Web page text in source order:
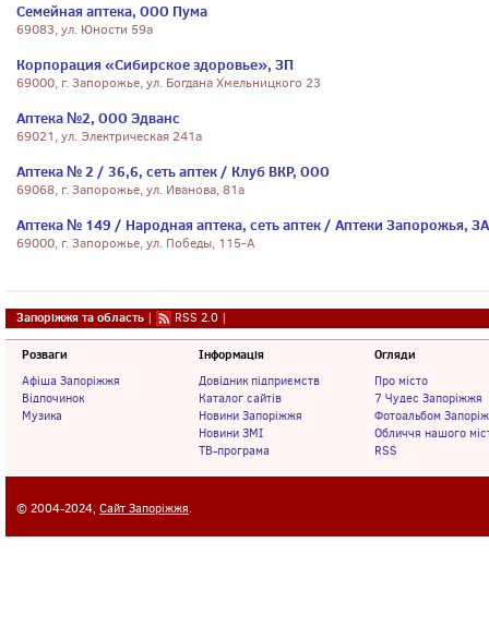
Семейная аптека, ООО Пума
69083, ул. Юности 59а
Корпорация «Сибирское здоровье», ЗП
69000, г. Запорожье, ул. Богдана Хмельницкого 23
Аптека №2, ООО Эдванс
69021, ул. Электрическая 241а
Аптека № 2 / 36,6, сеть аптек / Клуб ВКР, ООО
69068, г. Запорожье, ул. Иванова, 81а
Аптека № 149 / Народная аптека, сеть аптек / Аптеки Запорожья,
69000, г. Запорожье, ул. Победы, 115-А
Запоріжжя та область | RSS 2.0 |
Розваги
Афіша Запоріжжя
Відпочинок
Музика
Інформація
Довідник підприємств
Каталог сайтів
Новини Запоріжжя
Новини ЗМІ
ТВ-програма
Огляди
Про місто
7 Чудес Запоріжжя
Фотоальбом
Обличчя нашого
RSS
© 2004-2024, Сайт Запоріжжя.